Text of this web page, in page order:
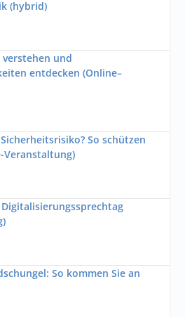
(hybrid)
und
entdecken (Online–
So schützen
Veranstaltung)
So kommen Sie an